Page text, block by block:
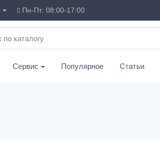
Пн-Пт: 08:00-17:00
Сервис Популярное Статьи